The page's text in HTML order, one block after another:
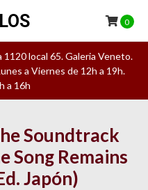
1120 local 65. Galeria Veneto.
a Viernes de 12h a 19h.
a 16h
0
Soundtrack
Song Remains
Japón)